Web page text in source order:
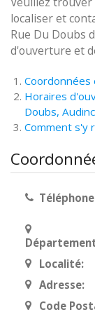
localiser et
Rue Du Doubs
d'ouverture et
Coordonnées
Horaires
Doubs,
Comment s'y
Localité:
Adresse:
Code